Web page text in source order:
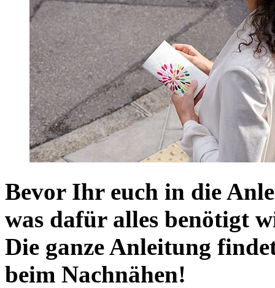
Bevor Ihr euch in die
was dafür alles benötigt
Die ganze Anleitung
beim Nachnähen!